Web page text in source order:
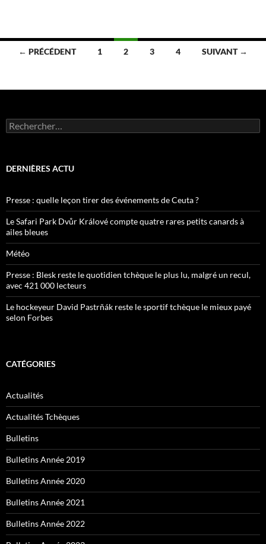
Navigation
articles
← PRÉCÉDENT 1 2 3 4 SUIVANT →
Rechercher :
DERNIÈRES ACTU
Presse : quelle leçon tirer des événements de Ceuta ?
Le Safari Park Dvůr Králové compte quatre rares petits canards à
ailes bleues
Météo
Presse : Blesk reste le quotidien tchèque le plus lu, malgré un recul,
avec 421 000 lecteurs
Le hockeyeur David Pastrňák reste le sportif tchèque le mieux payé
selon Forbes
CATÉGORIES
Actualités
Actualités Tchèques
Bulletins
Bulletins Année 2019
Bulletins Année 2020
Bulletins Année 2021
Bulletins Année 2022